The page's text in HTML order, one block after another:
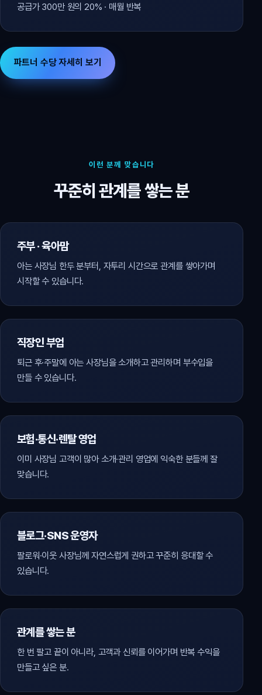
공급가 300만 원의 20% · 매월 반복
파트너 수당 자세히 보기
이런 분께 맞습니다
꾸준히 관계를 쌓는 분
주부 · 육아맘
아는 사장님 한두 분부터, 자투리 시간으로 관계를 쌓아가며
시작할 수 있습니다.
직장인 부업
퇴근 후·주말에 아는 사장님을 소개하고 관리하며 부수입을
만들 수 있습니다.
보험·통신·렌탈 영업
이미 사장님 고객이 많아 소개·관리 영업에 익숙한 분들께 잘
맞습니다.
블로그·SNS 운영자
팔로워·이웃 사장님께 자연스럽게 권하고 꾸준히 응대할 수
있습니다.
관계를 쌓는 분
한 번 팔고 끝이 아니라, 고객과 신뢰를 이어가며 반복 수익을
만들고 싶은 분.